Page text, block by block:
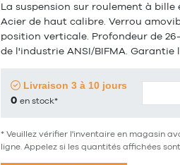
La suspension sur roulement à
Acier de haut calibre. Verrou
position verticale. Profondeur de
de l'industrie ANSI/BIFMA. Garantie
Livraison 3 à 10 jours
0 en stock*
* Veuillez vérifier l'inventaire en magasin
ligne. Appelez si les quantités affichées